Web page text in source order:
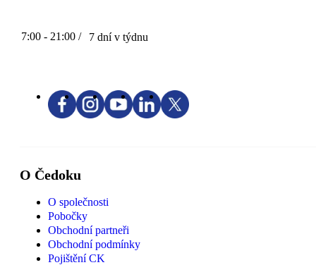
7:00 - 21:00 / 7 dní v týdnu
O Čedoku
O společnosti
Pobočky
Obchodní partneři
Obchodní podmínky
Pojištění CK